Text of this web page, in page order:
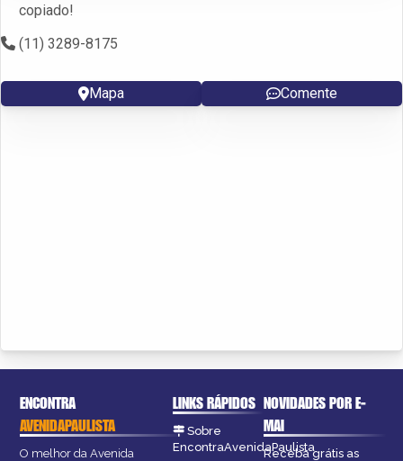
copiado!
(11) 3289-8175
Mapa Comente
ENCONTRA
AVENIDAPAULISTA
O melhor da Avenida
LINKS RÁPIDOS
Sobre
EncontraAvenidaPaulista
NOVIDADES POR E-
MAI
Receba grátis as